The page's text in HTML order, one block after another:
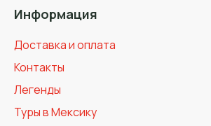
Информация
Доставка и оплата
Контакты
Легенды
Туры в Мексику